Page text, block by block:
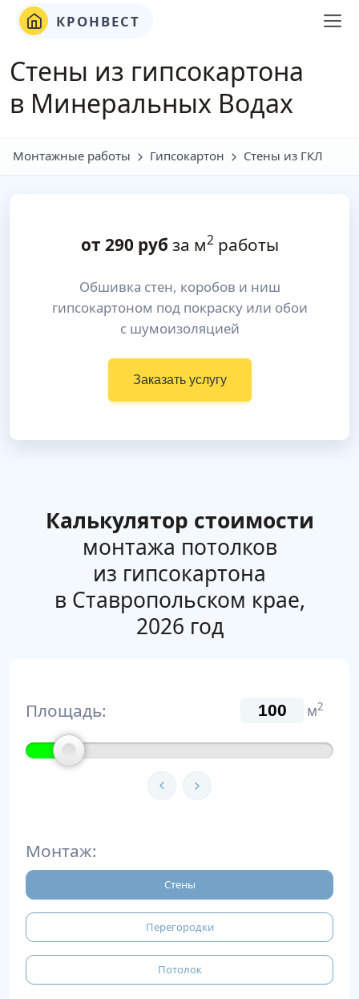
КРОНВЕСТ
Стены из гипсокартона
в Минеральных Водах
Монтажные работы Гипсокартон Стены из ГКЛ
от 290руб за м2работы
Обшивка стен, коробов и ниш
гипсокартоном под покраску или обои
с шумоизоляцией
Заказать услугу
Калькулятор стоимости
монтажа потолков
из гипсокартона
в Ставропольском крае,
2026 год
Площадь: м2
Монтаж:
Стены
Перегородки
Потолок